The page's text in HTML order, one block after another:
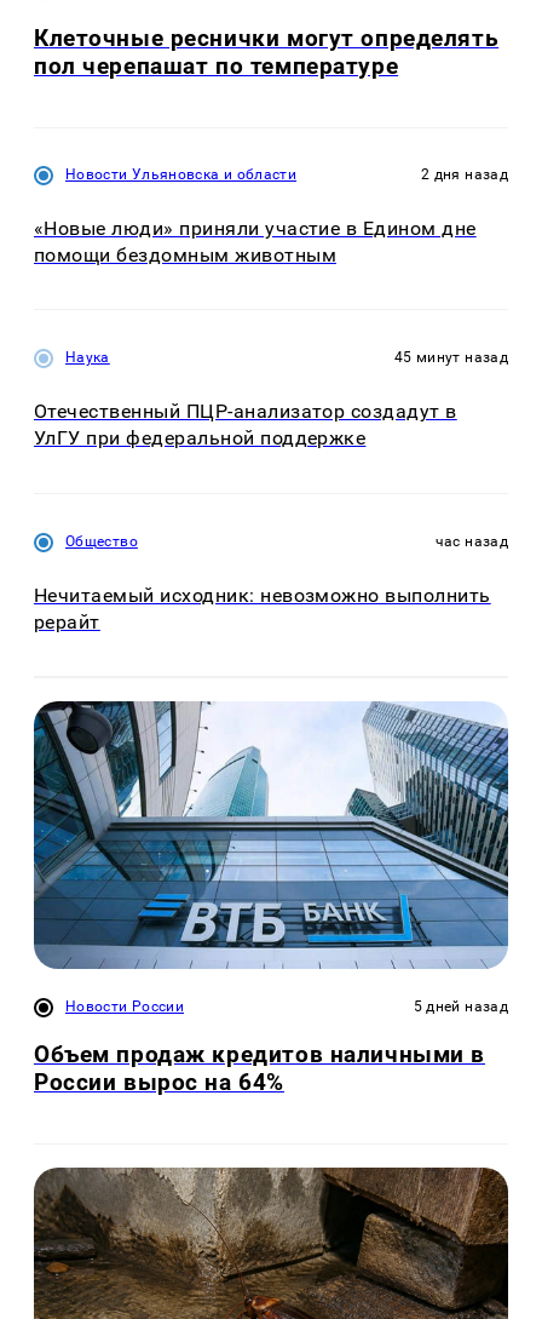
Клеточные реснички могут определять
пол черепашат по температуре
Новости Ульяновска и области 2 дня назад
«Новые люди» приняли участие в Едином дне
помощи бездомным животным
Наука 45 минут назад
Отечественный ПЦР-анализатор создадут в
УлГУ при федеральной поддержке
Общество час назад
Нечитаемый исходник: невозможно выполнить
рерайт
Новости России 5 дней назад
Объем продаж кредитов наличными в
России вырос на 64%